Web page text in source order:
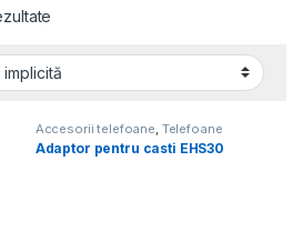
Accesorii telefoane Telefoane
Adaptor pentru casti EHS30